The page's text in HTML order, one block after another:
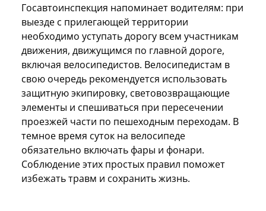
Госавтоинспекция напоминает водителям: при
выезде с прилегающей территории
необходимо уступать дорогу всем участникам
движения, движущимся по главной дороге,
включая велосипедистов. Велосипедистам в
свою очередь рекомендуется использовать
защитную экипировку, световозвращающие
элементы и спешиваться при пересечении
проезжей части по пешеходным переходам. В
темное время суток на велосипеде
обязательно включать фары и фонари.
Соблюдение этих простых правил поможет
избежать травм и сохранить жизнь.